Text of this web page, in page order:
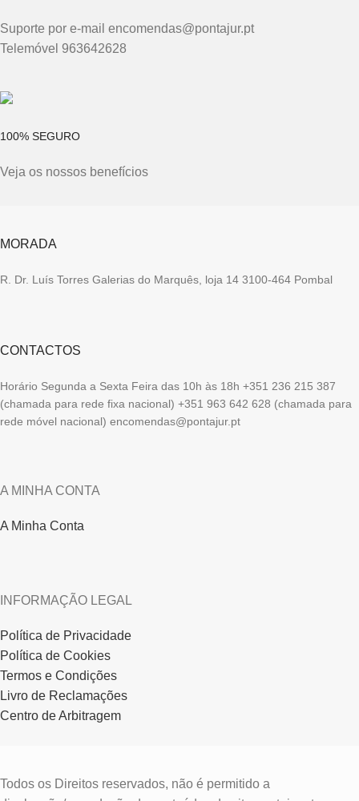
Suporte por e-mail encomendas@pontajur.pt
Telemóvel 963642628
100% SEGURO
Veja os nossos benefícios
MORADA
R. Dr. Luís Torres Galerias do Marquês, loja 14 3100-464 Pombal
CONTACTOS
Horário Segunda a Sexta Feira das 10h às 18h +351 236 215 387
(chamada para rede fixa nacional) +351 963 642 628 (chamada para
rede móvel nacional) encomendas@pontajur.pt
A MINHA CONTA
A Minha Conta
INFORMAÇÃO LEGAL
Política de Privacidade
Política de Cookies
Termos e Condições
Livro de Reclamações
Centro de Arbitragem
Todos os Direitos reservados, não é permitido a